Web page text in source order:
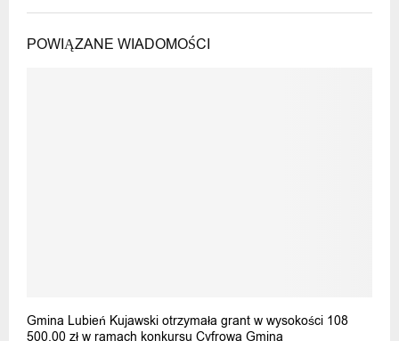
POWIĄZANE WIADOMOŚCI
Gmina Lubień Kujawski otrzymała grant w wysokości 108
500,00 zł w ramach konkursu Cyfrowa Gmina